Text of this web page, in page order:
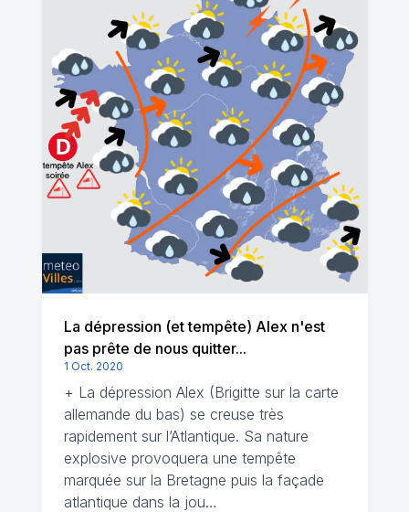
La dépression (et tempête) Alex n'est
pas prête de nous quitter...
1 Oct. 2020
+ La dépression Alex (Brigitte sur la carte
allemande du bas) se creuse très
rapidement sur l’Atlantique. Sa nature
explosive provoquera une tempête
marquée sur la Bretagne puis la façade
atlantique dans la jou…